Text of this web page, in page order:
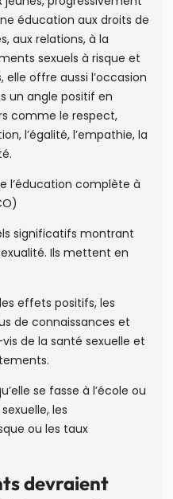
éducation aux droits de
aux relations, à la
sexuels à risque et
offre aussi l’occasion
un angle positif en
comme le respect,
l’égalité, l’empathie, la
l’éducation complète à
significatifs montrant
Ils mettent en
effets positifs, les
de connaissances et
de la santé sexuelle et
se fasse à l’école ou
les
ou les taux
devraient